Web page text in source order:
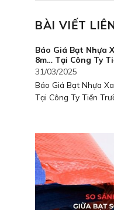
BÀI VIẾT
Báo Giá Bạt Nhựa
8m… Tại Công Ty
31/03/2025
Báo Giá Bạt Nhựa
Tại Công Ty Tiến